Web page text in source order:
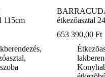
115cm
,
,
étkezőasztal
653 390,00Ft